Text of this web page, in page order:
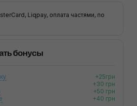
Liqpay, оплата частями, по
бонусы
+25грн
+30 грн
+50 грн
+40 грн